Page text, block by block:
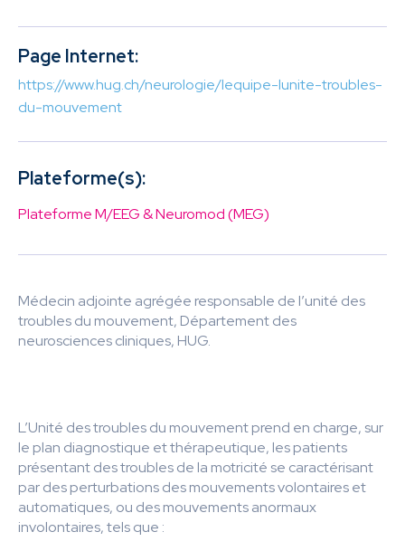
Page Internet:
https://www.hug.ch/neurologie/lequipe-lunite-troubles-
du-mouvement
Plateforme(s):
Plateforme M/EEG & Neuromod (MEG)
Médecin adjointe agrégée responsable de l’unité des
troubles du mouvement, Département des
neurosciences cliniques, HUG.
L’Unité des troubles du mouvement prend en charge, sur
le plan diagnostique et thérapeutique, les patients
présentant des troubles de la motricité se caractérisant
par des perturbations des mouvements volontaires et
automatiques, ou des mouvements anormaux
involontaires, tels que :